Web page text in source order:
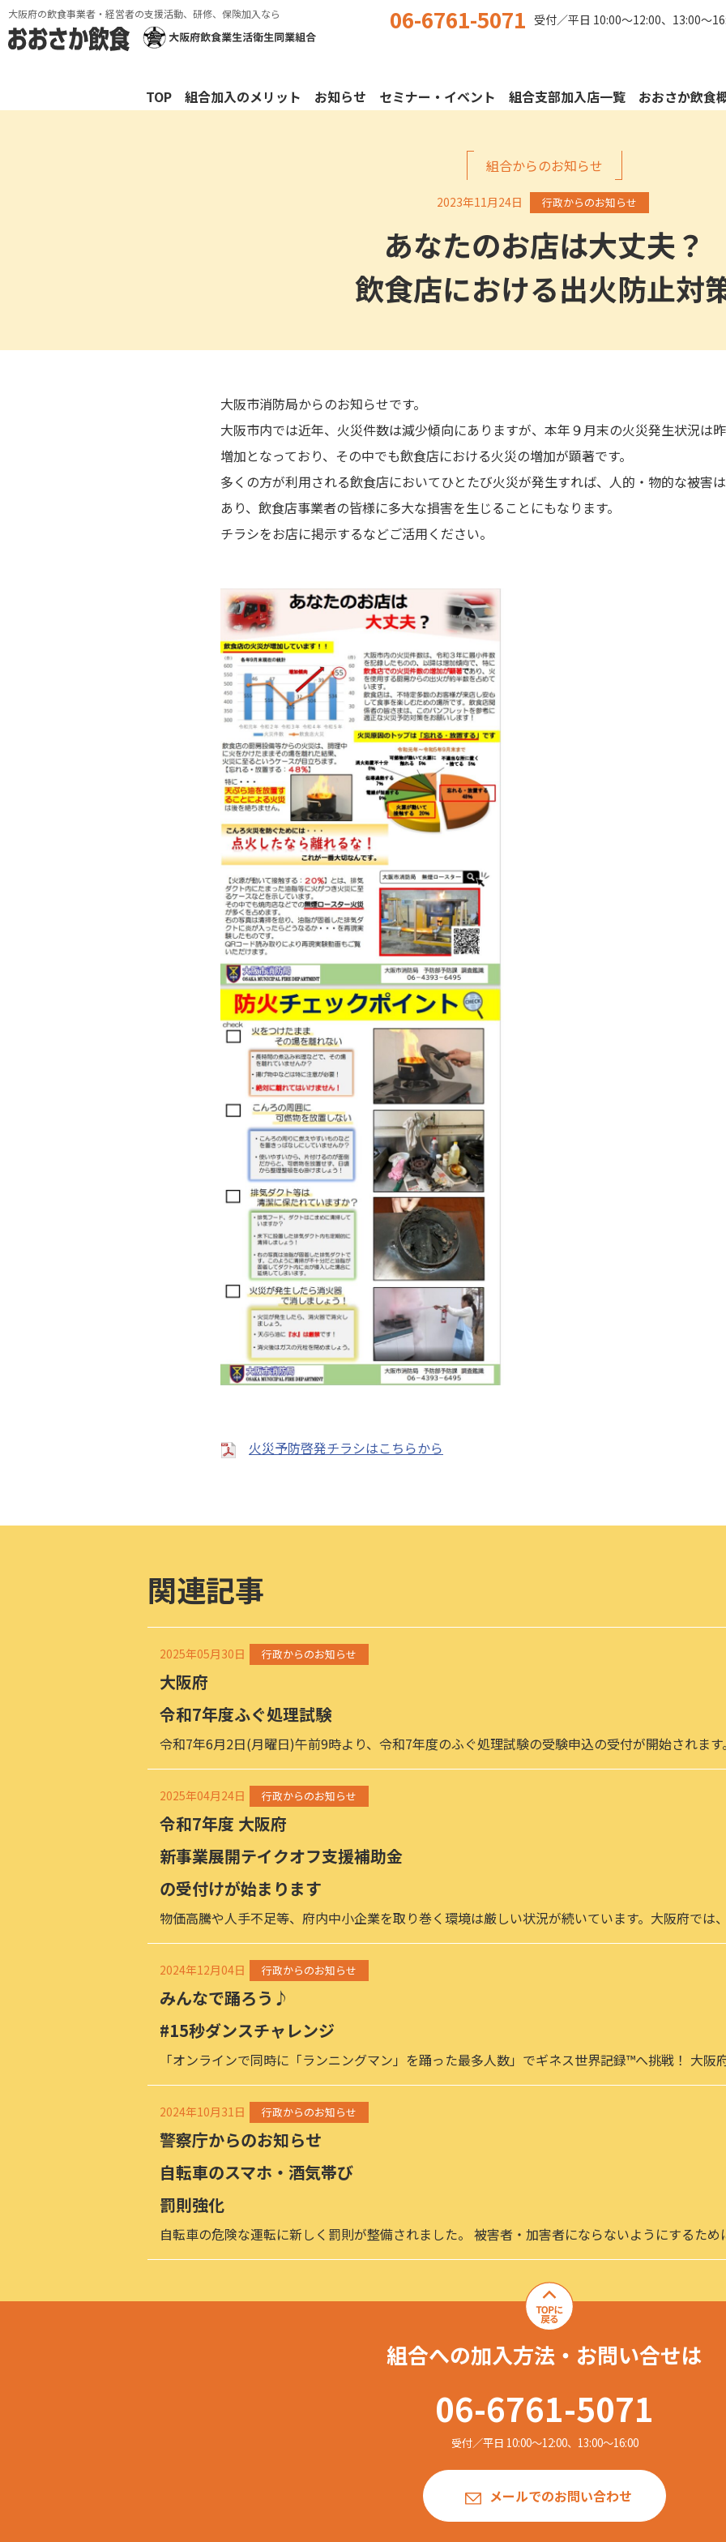
大阪府の飲食事業者・経営者の支援活動、研修、保険加入なら
TOP 組合加入のメリット お知らせ セミナー・イベント 組合支部加入店一覧 おおさか飲食
06-6761-5071 受付／平日 10:00〜12:00、13:00〜
組合からのお知らせ
2023年11月24日 行政からのお知らせ
あなたのお店は大丈夫？
飲食店における出火防止対
大阪市消防局からのお知らせです。
大阪市内では近年、火災件数は減少傾向にありますが、本年９月末の火災発生状況は
増加となっており、その中でも飲食店における火災の増加が顕著です。
多くの方が利用される飲食店においてひとたび火災が発生すれば、人的・物的な被害
あり、飲食店事業者の皆様に多大な損害を生じることにもなります。
チラシをお店に掲示するなどご活用ください。
火災予防啓発チラシはこちらから
関連記事
2025年05月30日 行政からのお知らせ
大阪府
令和7年度ふぐ処理試験
令和7年6月2日(月曜日)午前9時より、令和7年度のふぐ処理試験の受験申込の受付が開始されま
2025年04月24日 行政からのお知らせ
令和7年度 大阪府
新事業展開テイクオフ支援補助金
の受付けが始まります
物価高騰や人手不足等、府内中小企業を取り巻く環境は厳しい状況が続いています。大阪府で
2024年12月04日 行政からのお知らせ
みんなで踊ろう♪
#15秒ダンスチャレンジ
「オンラインで同時に「ランニングマン」を踊った最多人数」でギネス世界記録™へ挑戦！ 大
2024年10月31日 行政からのお知らせ
警察庁からのお知らせ
自転車のスマホ・酒気帯び
罰則強化
自転車の危険な運転に新しく罰則が整備されました。 被害者・加害者にならないようにするた
組合への加入方法・お問い合せは
06-6761-5071
受付／平日 10:00〜12:00、13:00〜16:00
メールでのお問い合わせ